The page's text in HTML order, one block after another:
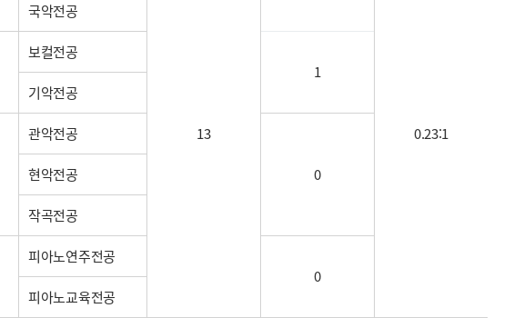
13 0.23:1
국악전공
보컬전공
1
기악전공
관악전공
0
현악전공
작곡전공
피아노연주전공
0
피아노교육전공